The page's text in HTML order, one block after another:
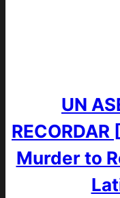
UN
Murder to